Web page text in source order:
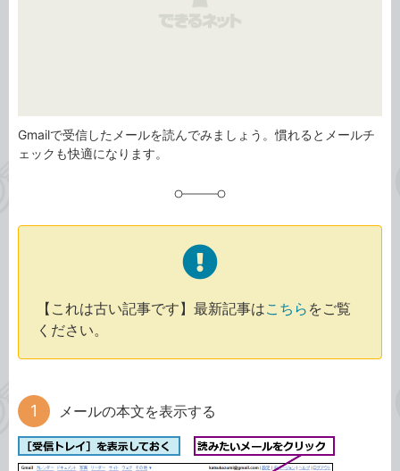
Gmailで受信したメールを読んでみましょう。慣れるとメールチ
ェックも快適になります。
【これは古い記事です】最新記事はこちら をご覧
ください。
メールの本文を表示する